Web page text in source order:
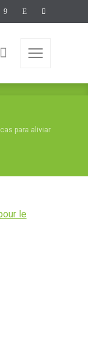
para aliviar